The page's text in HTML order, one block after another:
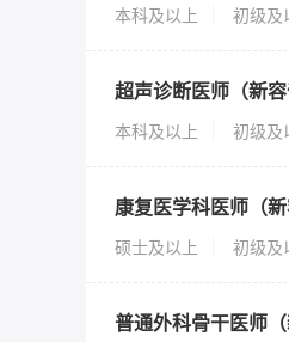
本科及以上 初级及
超声诊断医师（新容
本科及以上 初级及
康复医学科医师（新
硕士及以上 初级及
普通外科骨干医师（